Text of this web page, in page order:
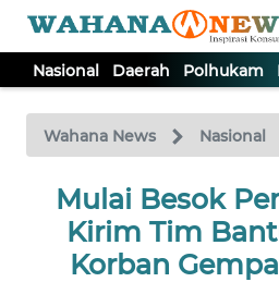
Nasional Daerah Polhukam
Wahana News Nasional
Mulai Besok
Kirim Tim
Korban
TV
Tutup
NASIONAL
DAERAH